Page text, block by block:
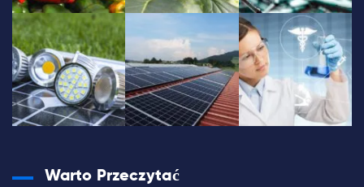
Warto Przeczytać